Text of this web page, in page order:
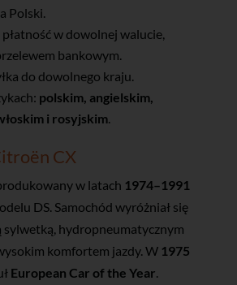
Polski.
w dowolnej walucie,
bankowym.
do dowolnego kraju.
polskim, angielskim,
i rosyjskim.
CX
w latach 1974–1991
DS. Samochód wyróżniał się
sylwetką, hydropneumatycznym
komfortem jazdy. W 1975
European Car of the Year